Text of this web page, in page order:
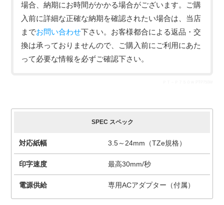
場合、納期にお時間がかかる場合がございます。ご購
入前に詳細な正確な納期を確認されたい場合は、当店
までお問い合わせ下さい。お客様都合による返品・交
換は承っておりませんので、ご購入前にご利用にあた
って必要な情報を必ずご確認下さい。
SPEC スペック
対応紙幅 3.5～24mm（TZe規格）
印字速度 最高30mm/秒
電源供給 専用ACアダプター（付属）